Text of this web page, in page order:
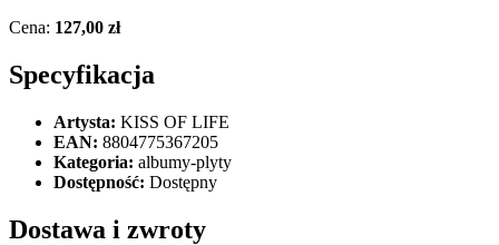
Cena: 127,00 zł
Specyfikacja
Artysta: KISS OF LIFE
EAN: 8804775367205
Kategoria: albumy-plyty
Dostępność: Dostępny
Dostawa i zwroty